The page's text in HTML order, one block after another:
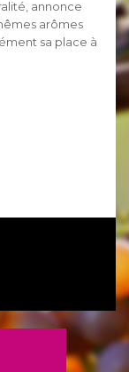
annonce
arômes
sa place à